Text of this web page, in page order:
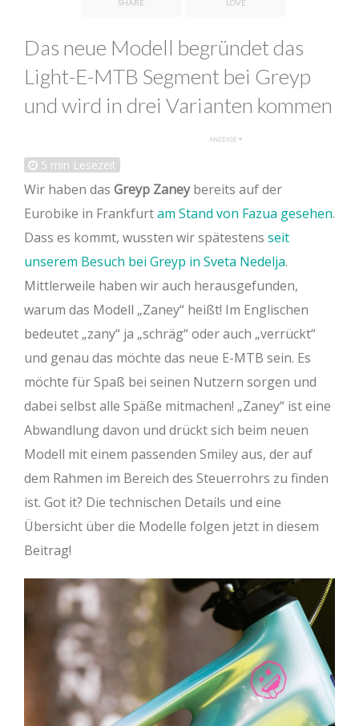
SHARE LOVE
Das neue Modell begründet das
Light-E-MTB Segment bei Greyp
und wird in drei Varianten kommen
5 min Lesezeit
Wir haben das Greyp Zaneybereits auf der
Eurobike in Frankfurtam Stand von Fazua gesehen.
Dass es kommt, wussten wir spätestens seit
unserem Besuch bei Greyp in Sveta Nedelja.
Mittlerweile haben wir auch herausgefunden,
warum das Modell „Zaney“ heißt! Im Englischen
bedeutet „zany“ ja „schräg“ oder auch „verrückt“
und genau das möchte das neue E-MTB sein. Es
möchte für Spaß bei seinen Nutzern sorgen und
dabei selbst alle Späße mitmachen! „Zaney“ ist eine
Abwandlung davon und drückt sich beim neuen
Modell mit einem passenden Smiley aus, der auf
dem Rahmen im Bereich des Steuerrohrs zu finden
ist. Got it? Die technischen Details und eine
Übersicht über die Modelle folgen jetzt in diesem
Beitrag!